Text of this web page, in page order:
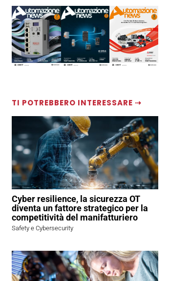
TI POTREBBERO INTERESSARE ⇢
Cyber resilience, la sicurezza OT
diventa un fattore strategico per la
competitività del manifatturiero
Safety e Cybersecurity